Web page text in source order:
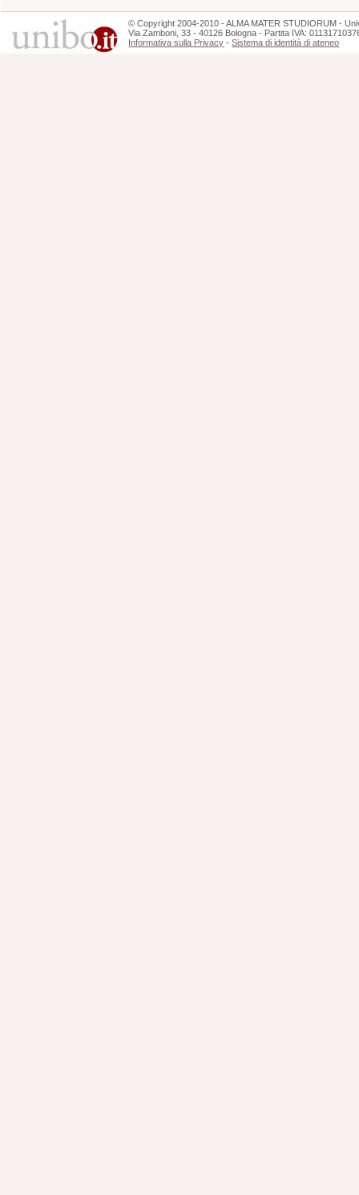
©Copyright 2004-2010 - ALMA MATER STUDIORUM -
Via Zamboni, 33 - 40126 Bologna - Partita IVA:
Informativa sulla Privacy -Sistema di identità di ateneo